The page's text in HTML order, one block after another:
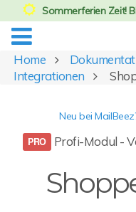
Home
Integrationen
Neu bei
Profi-Modul -
Sommerferien Zeit!